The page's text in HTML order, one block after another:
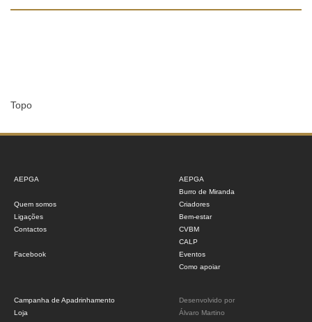
Topo
AEPGA
Quem somos
Ligações
Contactos
Facebook
AEPGA
Burro de Miranda
Criadores
Bem-estar
CVBM
CALP
Eventos
Como apoiar
Campanha de Apadrinhamento
Loja
Desenvolvido por
Álvaro Martino